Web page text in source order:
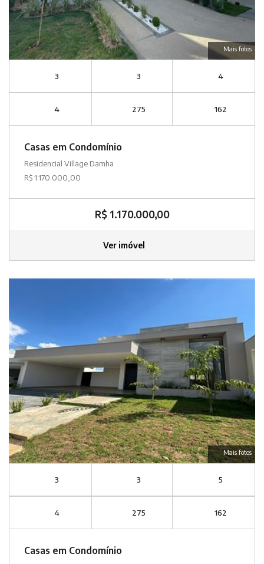
Mais fotos
3 3 4
4 275 162
Casas em Condomínio
Residencial Village Damha
R$ 1.170.000,00
R$ 1.170.000,00
Ver imóvel
Mais fotos
3 3 5
4 275 162
Casas em Condomínio